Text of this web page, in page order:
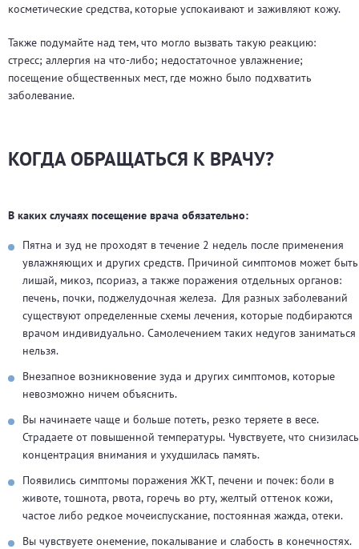
косметические средства, которые успокаивают и заживляют кожу.
Также подумайте над тем, что могло вызвать такую реакцию:
стресс; аллергия на что-либо; недостаточное увлажнение;
посещение общественных мест, где можно было подхватить
заболевание.
КОГДА ОБРАЩАТЬСЯ К ВРАЧУ?
В каких случаях посещение врача обязательно:
Пятна и зуд не проходят в течение 2 недель после применения
увлажняющих и других средств. Причиной симптомов может быть
лишай, микоз, псориаз, а также поражения отдельных органов:
печень, почки, поджелудочная железа. Для разных заболеваний
существуют определенные схемы лечения, которые подбираются
врачом индивидуально. Самолечением таких недугов заниматься
нельзя.
Внезапное возникновение зуда и других симптомов, которые
невозможно ничем объяснить.
Вы начинаете чаще и больше потеть, резко теряете в весе.
Страдаете от повышенной температуры. Чувствуете, что снизилась
концентрация внимания и ухудшилась память.
Появились симптомы поражения ЖКТ, печени и почек: боли в
животе, тошнота, рвота, горечь во рту, желтый оттенок кожи,
частое либо редкое мочеиспускание, постоянная жажда, отеки.
Вы чувствуете онемение, покалывание и слабость в конечностях.